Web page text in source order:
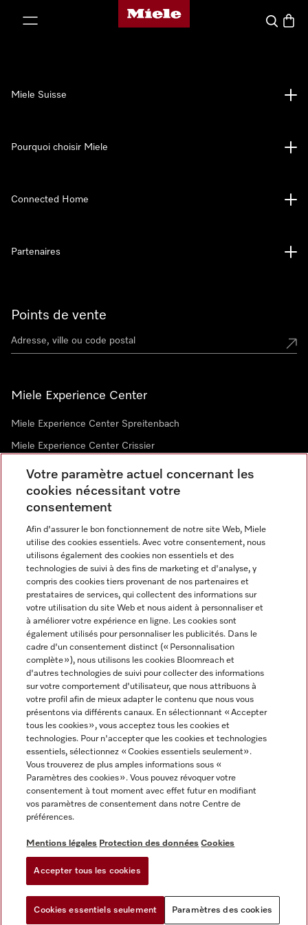
Page d'accueil de Miele
Search
Points de vente
Miele Experience Center
Miele Experience Center Spreitenbach
Miele Experience Center Crissier
Newsletter
Langue
FRANÇAIS
Miele Suisse
Pourquoi choisir Miele
Connected Home
Partenaires
Mentions légales
CGV
Protection des données
Paramètres des cookies
Miele sur Youtube
Votre paramètre actuel concernant les
cookies nécessitant votre
consentement
Afin d'assurer le bon fonctionnement de notre site Web, Miele
utilise des cookies essentiels. Avec votre consentement, nous
utilisons également des cookies non essentiels et des
technologies de suivi à des fins de marketing et d'analyse, y
compris des cookies tiers provenant de nos partenaires et
prestataires de services, qui collectent des informations sur
votre utilisation du site Web et nous aident à personnaliser et
à améliorer votre expérience en ligne. Les cookies sont
également utilisés pour personnaliser les publicités. Dans le
cadre d'un consentement distinct (« Personnalisation
complète »), nous utilisons les cookies Bloomreach et
d'autres technologies de suivi pour collecter des informations
sur votre comportement d'utilisateur, que nous attribuons à
votre profil afin de mieux adapter le contenu que nous vous
présentons via différents canaux. En sélectionnant « Accepter
tous les cookies », vous acceptez tous les cookies et
technologies. Pour n'accepter que les cookies et technologies
essentiels, sélectionnez « Cookies essentiels seulement».
Vous trouverez de plus amples informations sous «
Paramètres des cookies ». Vous pouvez révoquer votre
consentement à tout moment avec effet futur en modifiant
vos paramètres de consentement dans notre Centre de
préférences.
Mentions légales Protection des données Cookies
Accepter tous les cookies
Cookies essentiels seulement Paramètres des cookies